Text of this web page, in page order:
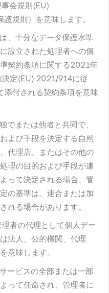
会規則(EU)
規則）を意味します。
は、十分なデータ保護水準
設立された処理者への個
契約条項に関する2021年
定(EU) 2021/914に従
添付される契約条項を意味
でまたは他者と共同で、
よび手段を決定する自然
代理店、またはその他の
理の目的および手段が連
って決定される場合、管
の基準は、連合または加
れる場合があります。
理者の代理として個人デー
法人、公的機関、代理
意味します。
ービスの全部または一部
って任命され、管理者に